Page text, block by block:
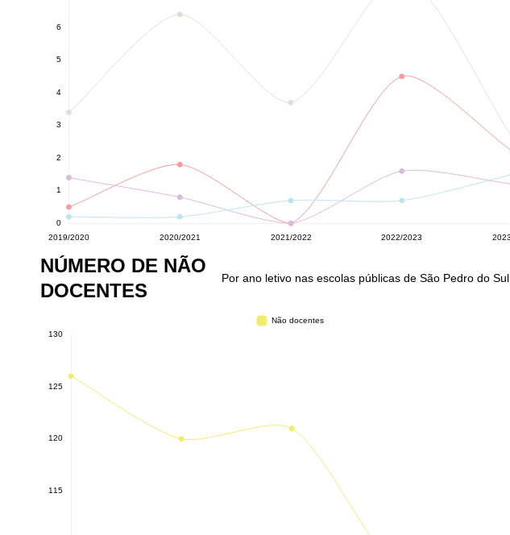
NÚMERO DE NÃO
DOCENTES
Por ano letivo nas escolas públicas de São Pedro do Sul